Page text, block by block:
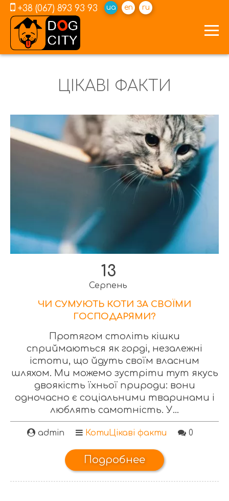
+38 (067) 893 93 93 ua en ru
ЦІКАВІ ФАКТИ
13
Серпень
ЧИ СУМУЮТЬ КОТИ ЗА СВОЇМИ
ГОСПОДАРЯМИ?
Протягом століть кішки
сприймаються як горді, незалежні
істоти, що йдуть своїм власним
шляхом. Ми можемо зустріти тут якусь
двоякість їхньої природи: вони
одночасно є соціальними тваринами і
люблять самотність. У...
admin Коти Цікаві факти 0
Подробнее